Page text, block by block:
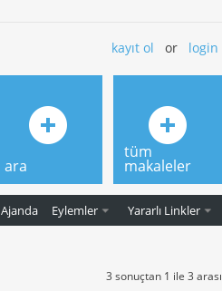
kayıt ol or login
Ajanda Eylemler Yararlı Linkler
ara
tüm
makaleler
3 sonuçtan 1 ile 3 arası